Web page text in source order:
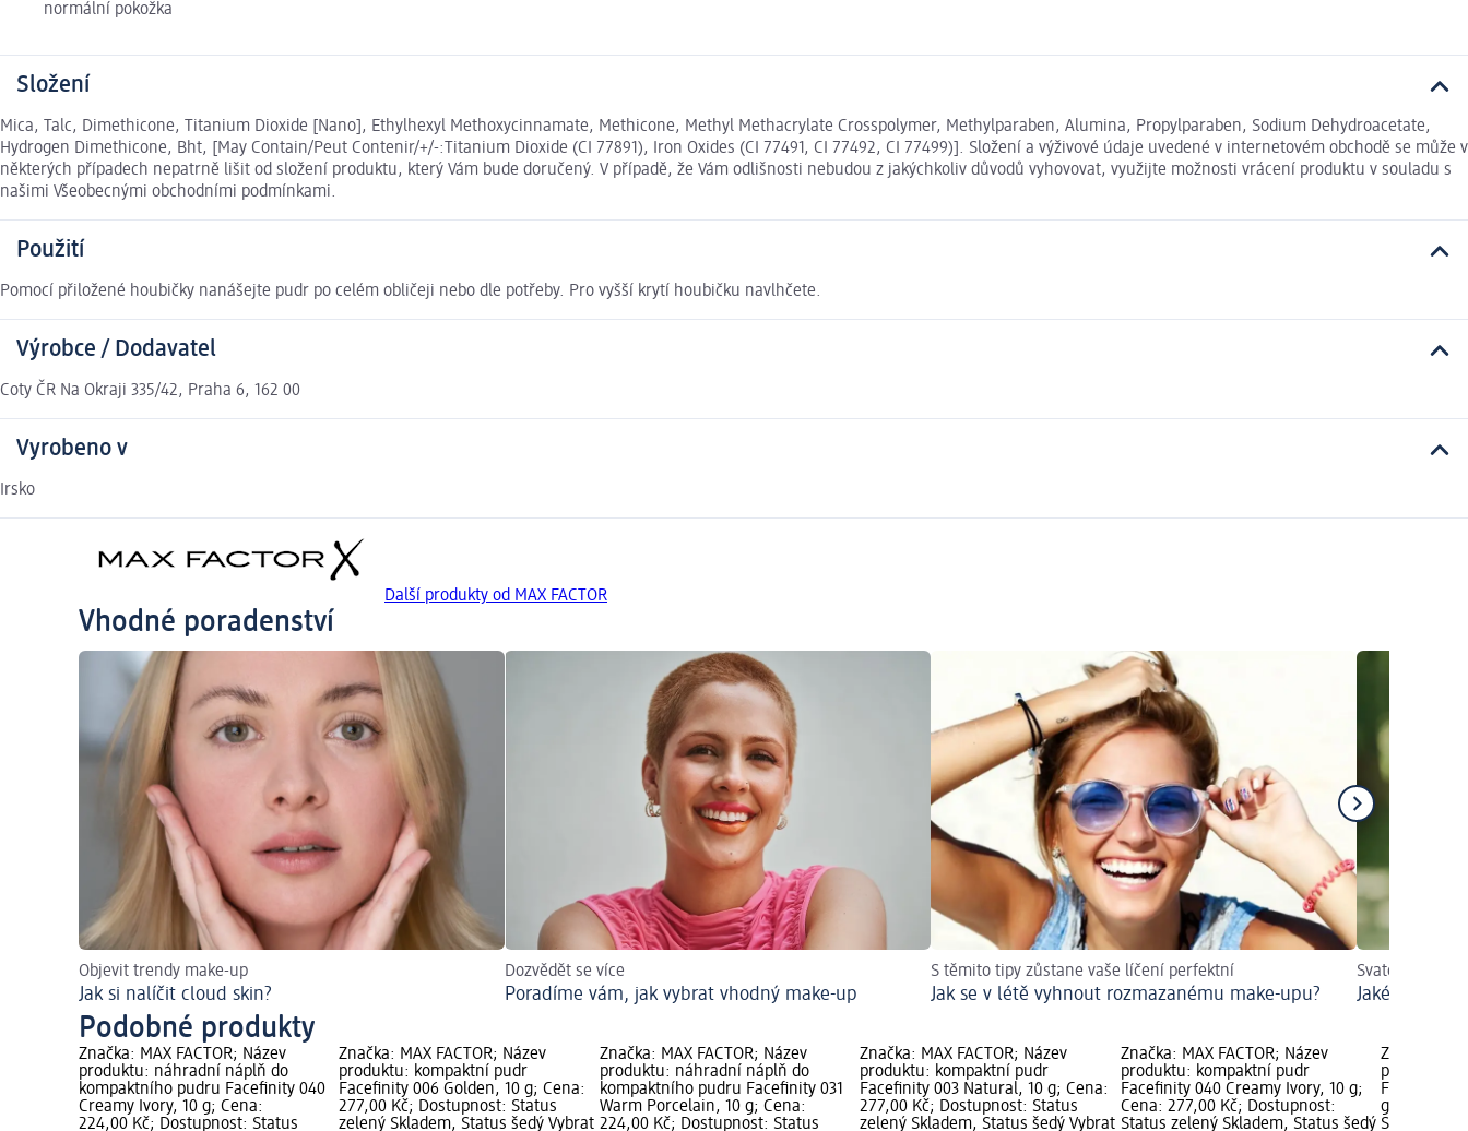
normální pokožka
Složení
Mica, Talc, Dimethicone, Titanium Dioxide [Nano], Ethylhexyl Methoxycinnamate, Methicone, Methyl Methacrylate Crosspolymer, Methylparaben, Alumina, Propylparaben, Sodium Dehydroacetate,
Hydrogen Dimethicone, Bht, [May Contain/Peut Contenir/+/-:Titanium Dioxide (CI 77891), Iron Oxides (CI 77491, CI 77492, CI 77499)]. Složení a výživové údaje uvedené v internetovém obchodě se může v
některých případech nepatrně lišit od složení produktu, který Vám bude doručený. V případě, že Vám odlišnosti nebudou z jakýchkoliv důvodů vyhovovat, využijte možnosti vrácení produktu v souladu s
našimi Všeobecnými obchodními podmínkami.
Použití
Pomocí přiložené houbičky nanášejte pudr po celém obličeji nebo dle potřeby. Pro vyšší krytí houbičku navlhčete.
Výrobce / Dodavatel
Coty ČR Na Okraji 335/42, Praha 6, 162 00
Vyrobeno v
Irsko
Další produkty od MAX FACTOR
Vhodné poradenství
Objevit trendy make-up
Jak si nalíčit cloud skin?
Dozvědět se více
Poradíme vám, jak vybrat vhodný make-up
S těmito tipy zůstane vaše líčení perfektní
Jak se v létě vyhnout rozmazanému make-upu?
Svatební
Jaké jsou
Podobné produkty
Značka: MAX FACTOR; Název
produktu: náhradní náplň do
kompaktního pudru Facefinity 040
Creamy Ivory, 10 g; Cena:
224,00 Kč; Dostupnost: Status
Značka: MAX FACTOR; Název
produktu: kompaktní pudr
Facefinity 006 Golden, 10 g; Cena:
277,00 Kč; Dostupnost: Status
zelený Skladem, Status šedý Vybrat
Značka: MAX FACTOR; Název
produktu: náhradní náplň do
kompaktního pudru Facefinity 031
Warm Porcelain, 10 g; Cena:
224,00 Kč; Dostupnost: Status
Značka: MAX FACTOR; Název
produktu: kompaktní pudr
Facefinity 003 Natural, 10 g; Cena:
277,00 Kč; Dostupnost: Status
zelený Skladem, Status šedý Vybrat
Značka: MAX FACTOR; Název
produktu: kompaktní pudr
Facefinity 040 Creamy Ivory, 10 g;
Cena: 277,00 Kč; Dostupnost:
Status zelený Skladem, Status šedý
Značka:
produktu:
Facefinity
g; Cena:
Status